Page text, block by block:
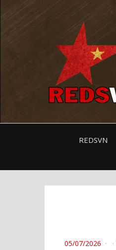
REDSVN
POSTED
05/07/2026